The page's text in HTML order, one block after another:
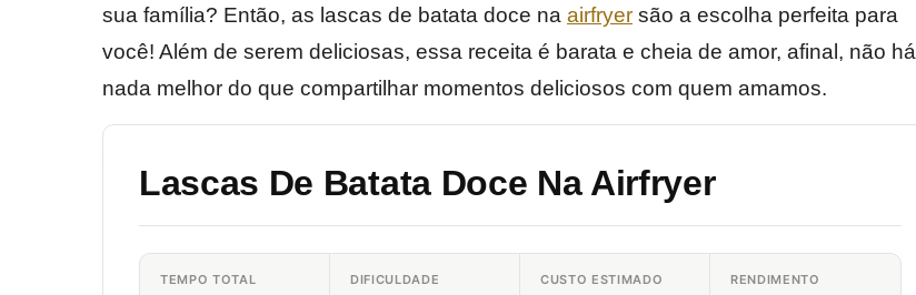
sua família? Então, as lascas de batata doce na airfryer são a escolha perfeita para
você! Além de serem deliciosas, essa receita é barata e cheia de amor, afinal, não há
nada melhor do que compartilhar momentos deliciosos com quem amamos.
Lascas De Batata Doce Na Airfryer
TEMPO TOTAL DIFICULDADE CUSTO ESTIMADO RENDIMENTO